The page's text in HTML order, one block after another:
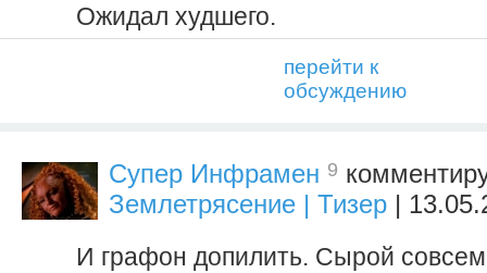
Ожидал худшего.
перейти к
обсуждению
Супер Инфрамен 9
Землетрясение | Тизер |
И графон допилить. Сырой